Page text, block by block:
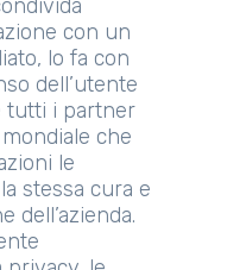
con un
lo fa con
dell’utente
tutti i partner
che
le
stessa cura e
dell’azienda.